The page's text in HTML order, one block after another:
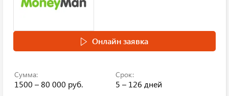
Онлайн заявка
Сумма:
1500 – 80 000 руб.
Срок:
5 – 126 дней